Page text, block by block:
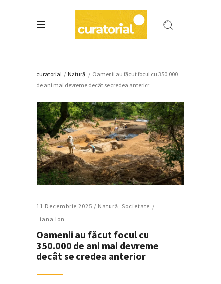
curatorial / Natură / Oamenii au făcut focul cu 350.000
de ani mai devreme decât se credea anterior
11 Decembrie 2025 / Natură Societate
Liana Ion
Oamenii au făcut focul cu
350.000 de ani mai devreme
decât se credea anterior